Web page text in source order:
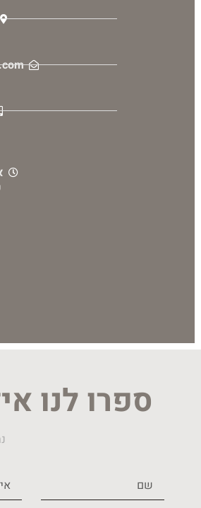
ספרו לנו